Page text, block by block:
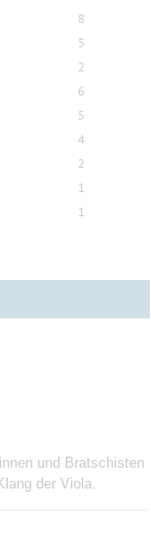
8
5
2
6
5
4
2
1
1
und Bratschisten
der Viola.